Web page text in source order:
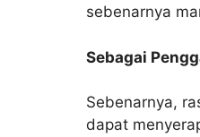
sebenarnya
Sebagai
Sebenarnya,
dapat